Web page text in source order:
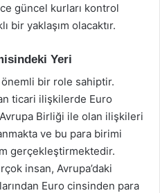
güncel kurları kontrol
bir yaklaşım olacaktır.
Yeri
bir role sahiptir.
ticari ilişkilerde Euro
Avrupa Birliği ile olan ilişkileri
ve bu para birimi
gerçekleştirmektedir.
insan, Avrupa’daki
Euro cinsinden para